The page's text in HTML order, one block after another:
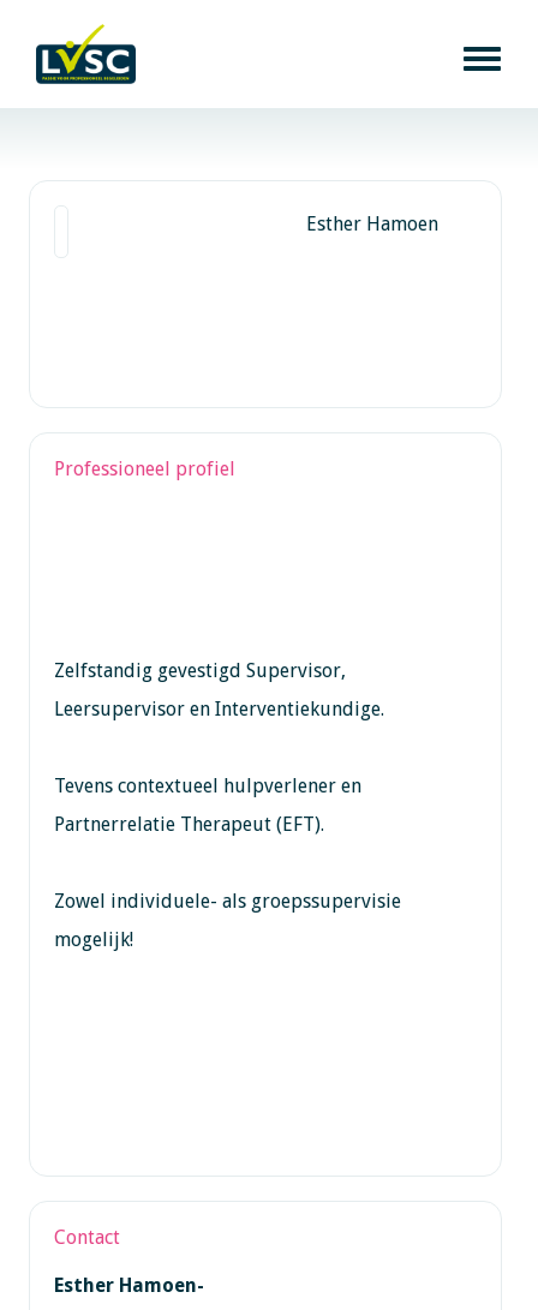
Esther Hamoen
Professioneel profiel
Zelfstandig gevestigd Supervisor,
Leersupervisor en Interventiekundige.
Tevens contextueel hulpverlener en
Partnerrelatie Therapeut (EFT).
Zowel individuele- als groepssupervisie
mogelijk!
Contact
Esther Hamoen-